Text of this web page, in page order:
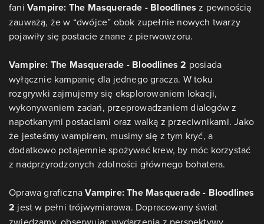
fani Vampire: The Masquerade - Bloodlines z pewnością
zauważą, że w “dwójce” obok zupełnie nowych twarzy
pojawiły się postacie znane z pierwowzoru.
Vampire: The Masquerade - Bloodlines 2 posiada
wyłącznie kampanię dla jednego gracza. W toku
rozgrywki zajmujemy się eksplorowaniem lokacji,
wykonywaniem zadań, przeprowadzaniem dialogów z
napotkanymi postaciami oraz walką z przeciwnikami. Jako
że jesteśmy wampirem, musimy się z tym kryć, a
dodatkowo potajemnie spożywać krew, by móc korzystać
z nadprzyrodzonych zdolności głównego bohatera.
Oprawa graficznaVampire: The Masquerade - Bloodlines
2 jest w pełni trójwymiarowa. Dopracowany świat